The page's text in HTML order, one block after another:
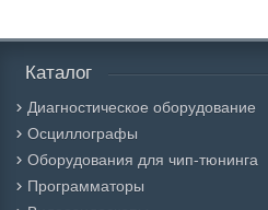
Каталог
Диагностическое оборудование
Осциллографы
Оборудования для чип-тюнинга
Программаторы